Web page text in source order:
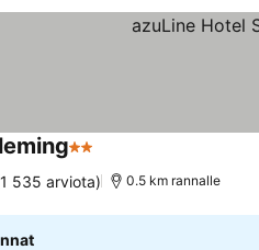
2 Tähtiluokitus
535 arviota) 0.5 km rannalle